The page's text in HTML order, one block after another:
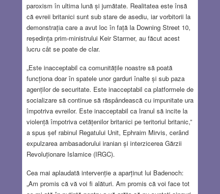
paroxism în ultima lună și jumătate. Realitatea este însă
că evreii britanici sunt sub stare de asediu, iar vorbitorii la
demonstrația care a avut loc în față la Downing Street 10,
reședința prim-ministrului Keir Starmer, au făcut acest
lucru cât se poate de clar.
„Este inacceptabil ca comunitățile noastre să poată
funcționa doar în spatele unor garduri înalte și sub paza
agenților de securitate. Este inacceptabil ca platformele de
socializare să continue să răspândească cu impunitate ura
împotriva evreilor. Este inacceptabil ca Iranul să incite la
violență împotriva cetățenilor britanici pe teritoriul britanic,”
a spus șef rabinul Regatului Unit, Ephraim Mirvis, cerând
expulzarea ambasadorului iranian și interzicerea Gărzii
Revoluționare Islamice (IRGC).
Cea mai aplaudată intervenție a aparținut lui Badenoch:
„Am promis că vă voi fi alături. Am promis că voi face tot